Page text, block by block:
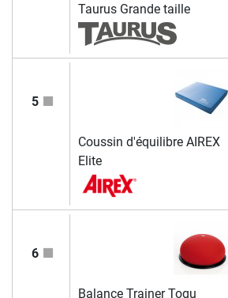
Taurus Grande taille
5
Coussin d'équilibre AIREX
Elite
6
Balance Trainer Togu